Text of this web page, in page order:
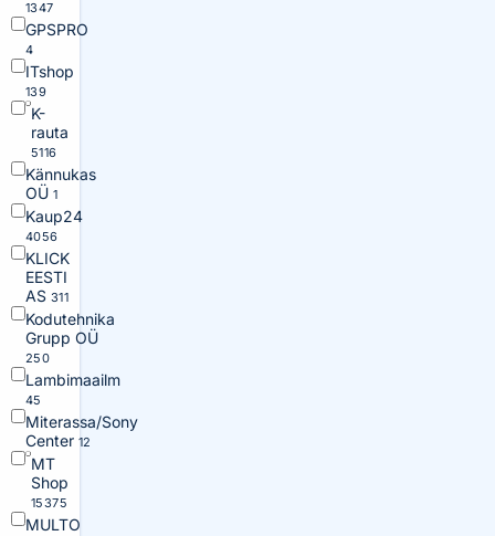
1347
GPSPRO
4
ITshop
139
K-
rauta
5116
Kännukas
OÜ 1
Kaup24
4056
KLICK
EESTI
AS 311
Kodutehnika
Grupp OÜ
250
Lambimaailm
45
Miterassa/Sony
Center 12
MT
Shop
15375
MULTO